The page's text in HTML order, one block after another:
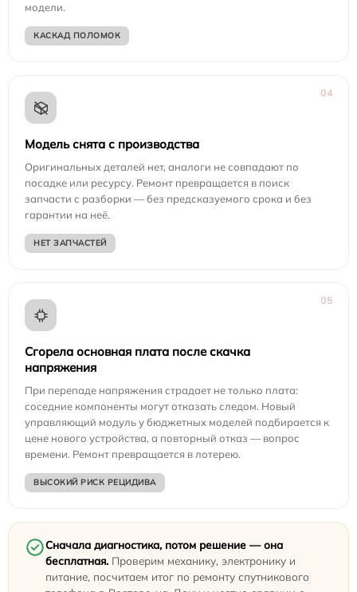
модели.
КАСКАД ПОЛОМОК
04
Модель снята с производства
Оригинальных деталей нет, аналоги не совпадают по
посадке или ресурсу. Ремонт превращается в поиск
запчасти с разборки — без предсказуемого срока и без
гарантии на неё.
НЕТ ЗАПЧАСТЕЙ
05
Сгорела основная плата после скачка
напряжения
При перепаде напряжения страдает не только плата:
соседние компоненты могут отказать следом. Новый
управляющий модуль у бюджетных моделей подбирается к
цене нового устройства, а повторный отказ — вопрос
времени. Ремонт превращается в лотерею.
ВЫСОКИЙ РИСК РЕЦИДИВА
Сначала диагностика, потом решение — она
бесплатная. Проверим механику, электронику и
питание, посчитаем итог по ремонту спутникового